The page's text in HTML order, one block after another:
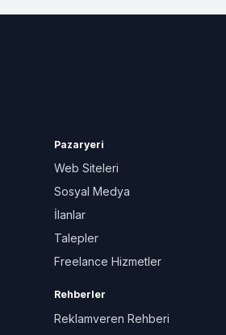
Pazaryeri
Web Siteleri
Sosyal Medya
İlanlar
Talepler
Freelance Hizmetler
Rehberler
Reklamveren Rehberi